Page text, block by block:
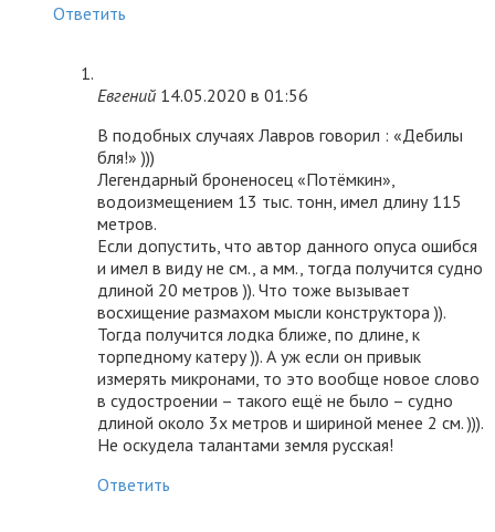
Ответить
Евгений 14.05.2020 в 01:56
В подобных случаях Лавров говорил : «Дебилы
бля!» )))
Легендарный броненосец «Потёмкин»,
водоизмещением 13 тыс. тонн, имел длину 115
метров.
Если допустить, что автор данного опуса ошибся
и имел в виду не см., а мм., тогда получится судно
длиной 20 метров )). Что тоже вызывает
восхищение размахом мысли конструктора )).
Тогда получится лодка ближе, по длине, к
торпедному катеру )). А уж если он привык
измерять микронами, то это вообще новое слово
в судостроении – такого ещё не было – судно
длиной около 3х метров и шириной менее 2 см. ))).
Не оскудела талантами земля русская!
Ответить